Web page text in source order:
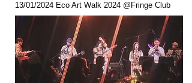
13/01/2024 Eco Art Walk 2024 @Fringe Club